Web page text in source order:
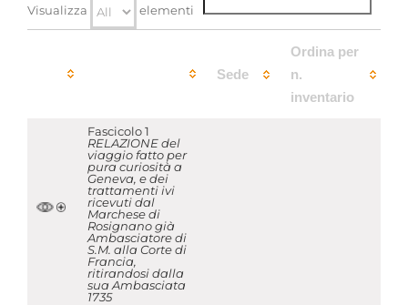
Visualizza elementi
Sede
Ordina per
n.
inventario
Fascicolo 1
RELAZIONE del
viaggio fatto per
pura curiosità a
Geneva, e dei
trattamenti ivi
ricevuti dal
Marchese di
Rosignano già
Ambasciatore di
S.M. alla Corte di
Francia,
ritirandosi dalla
sua Ambasciata
1735